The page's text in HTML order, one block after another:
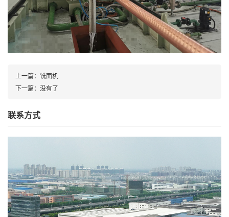
上一篇： 铣面机
下一篇： 没有了
联系方式